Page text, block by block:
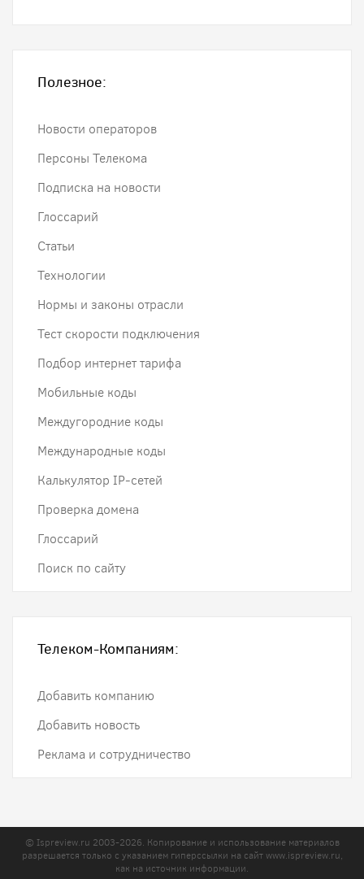
Полезное:
Новости операторов
Персоны Телекома
Подписка на новости
Глоссарий
Статьи
Технологии
Нормы и законы отрасли
Тест скорости подключения
Подбор интернет тарифа
Мобильные коды
Междугородние коды
Международные коды
Калькулятор IP-сетей
Проверка домена
Глоссарий
Поиск по сайту
Телеком-Компаниям:
Добавить компанию
Добавить новость
Реклама и сотрудничество
© Ispreview.ru 2003-2026. Копирование и использование материалов
разрешается только с указанием гиперссылки на сайтwww.ispreview.ru,
как на источник информации.